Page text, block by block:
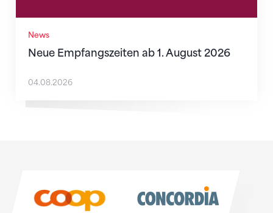
News
Neue Empfangszeiten ab 1. August 2026
04.08.2026